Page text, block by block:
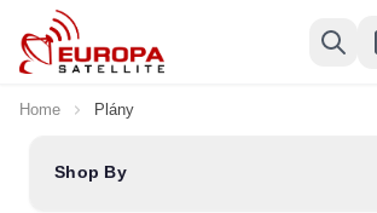
Skip to Content
Home Plány
Shop By